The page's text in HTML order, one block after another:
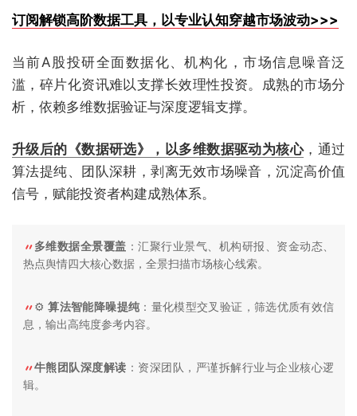
订阅解锁高阶数据工具，以专业认知穿越市场波动>>>
当前A股投研全面数据化、机构化，市场信息噪音泛
滥，碎片化资讯难以支撑长效理性投资。成熟的市场分
析，依赖多维数据验证与深度逻辑支撑。
升级后的《数据研选》，以多维数据驱动为核心，通过
算法提纯、团队深耕，剥离无效市场噪音，沉淀高价值
信号，赋能投资者构建成熟体系。
多维数据全景覆盖 ：汇聚行业景气、机构研报、资金动态、
热点舆情四大核心数据，全景扫描市场核心线索。
⚙️算法智能降噪提纯 ：量化模型交叉验证，筛选优质有效信
息，输出高纯度参考内容。
牛熊团队深度解读 ：资深团队，严谨拆解行业与企业核心逻
辑。